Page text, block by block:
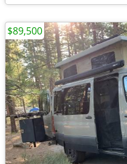
$89,500